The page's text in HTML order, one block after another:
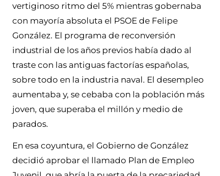
vertiginoso ritmo del 5% mientras gobernaba
con mayoría absoluta el PSOE de Felipe
González. El programa de reconversión
industrial de los años previos había dado al
traste con las antiguas factorías españolas,
sobre todo en la industria naval. El desempleo
aumentaba y, se cebaba con la población más
joven, que superaba el millón y medio de
parados.
En esa coyuntura, el Gobierno de González
decidió aprobar el llamado Plan de Empleo